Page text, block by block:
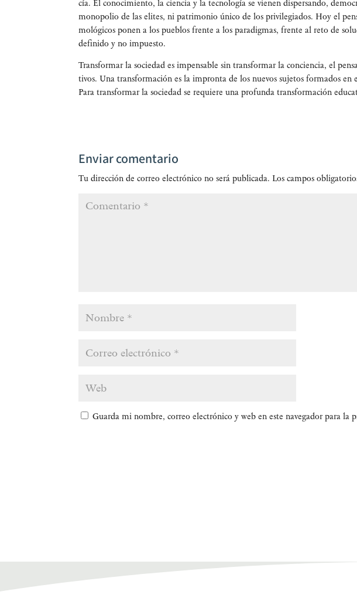
cía. El cono­ci­mien­to, la cien­cia y la tec­no­lo­gía se vie­nen dis­per­san­do,
mono­po­lio de las eli­tes, ni patri­mo­nio úni­co de los pri­vi­le­gia­dos. Hoy el
mo­ló­gi­cos ponen a los pue­blos fren­te a los para­dig­mas, fren­te al reto de
de­fi­ni­do y no impuesto.
Trans­for­mar la socie­dad es impen­sa­ble sin trans­for­mar la con­cien­cia, el
ti­vos. Una trans­for­ma­ción es la impron­ta de los nue­vos suje­tos for­ma­dos en
Para trans­for­mar la socie­dad se requie­re una pro­fun­da trans­for­ma­ción
Enviar comentario
Tu dirección de correo electrónico no será publicada. Los campos
Guarda mi nombre, correo electrónico y web en este navegador para la